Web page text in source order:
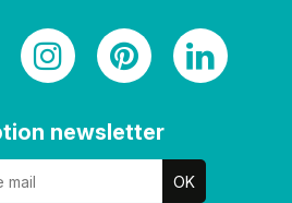
newsletter